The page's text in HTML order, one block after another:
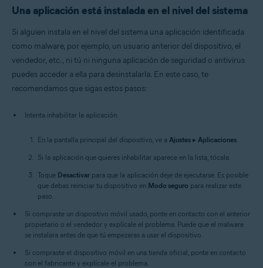
Una aplicación está instalada en el nivel del sistema
Si alguien instala en el nivel del sistema una aplicación identificada
como malware, por ejemplo, un usuario anterior del dispositivo, el
vendedor, etc., ni tú ni ninguna aplicación de seguridad o antivirus
puedes acceder a ella para desinstalarla. En este caso, te
recomendamos que sigas estos pasos:
Intenta inhabilitar la aplicación:
En la pantalla principal del dispositivo, ve a Ajustes ▸ Aplicaciones.
Si la aplicación que quieres inhabilitar aparece en la lista, tócala.
Toque Desactivar para que la aplicación deje de ejecutarse. Es posible
que debas reiniciar tu dispositivo en Modo seguro para realizar este
paso.
Si compraste un dispositivo móvil usado, ponte en contacto con el anterior
propietario o el vendedor y explícale el problema. Puede que el malware
se instalara antes de que tú empezaras a usar el dispositivo.
Si compraste el dispositivo móvil en una tienda oficial, ponte en contacto
con el fabricante y explícale el problema.